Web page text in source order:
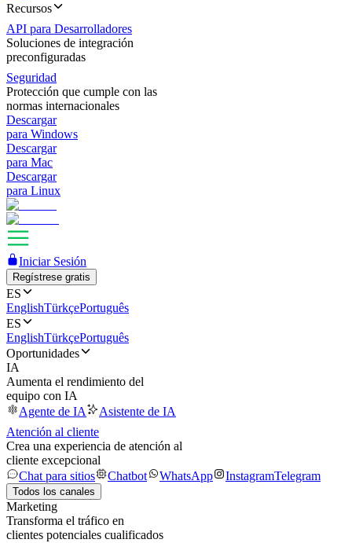
Recursos
API para Desarrolladores
Soluciones de integración
preconfiguradas
Seguridad
Protección que cumple con las
normas internacionales
Descargar
para Windows
Descargar
para Mac
Descargar
para Linux
Iniciar Sesión
Regístrese gratis
ES
EnglishTürkçePortuguês
ES
EnglishTürkçePortuguês
Oportunidades
IA
Aumenta el rendimiento del
equipo con IA
Agente de IA
Asistente de IA
Atención al cliente
Crea una experiencia de atención al
cliente excepcional
Chat para sitios
Chatbot WhatsApp InstagramTelegram
Todos los canales
Marketing
Transforma el tráfico en
clientes potenciales cualificados